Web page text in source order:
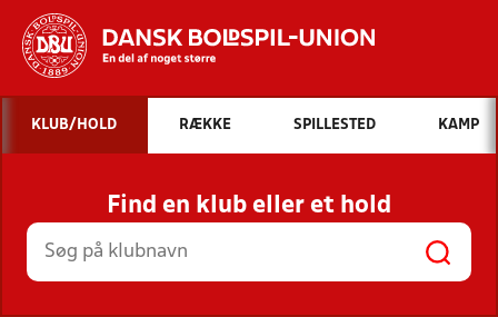
Hvad vil du søge efter?
INDHOLD OG NYHEDER
STILLINGER, RESULTATER, KLUBBER OG
HOLD
KLUB/HOLD RÆKKE SPILLESTED KAMP
Find en klub eller et hold